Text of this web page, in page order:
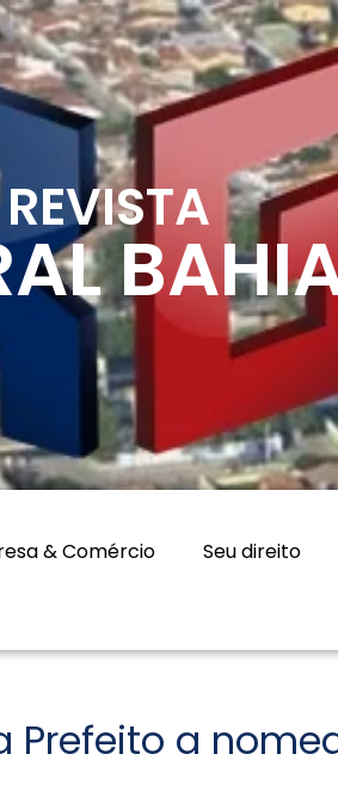
REVISTA
& Comércio Seu direito
Prefeito a